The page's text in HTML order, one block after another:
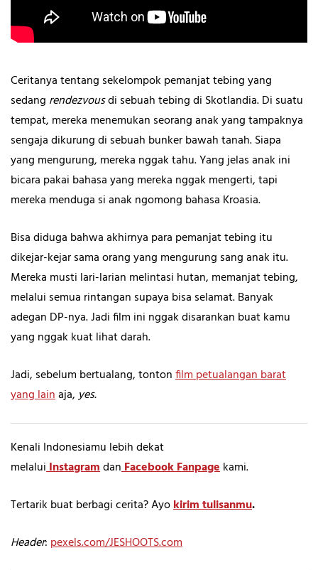
Ceritanya tentang sekelompok pemanjat tebing yang
sedang rendezvousdi sebuah tebing di Skotlandia. Di suatu
tempat, mereka menemukan seorang anak yang tampaknya
sengaja dikurung di sebuah bunker bawah tanah. Siapa
yang mengurung, mereka nggak tahu. Yang jelas anak ini
bicara pakai bahasa yang mereka nggak mengerti, tapi
mereka menduga si anak ngomong bahasa Kroasia.
Bisa diduga bahwa akhirnya para pemanjat tebing itu
dikejar-kejar sama orang yang mengurung sang anak itu.
Mereka musti lari-larian melintasi hutan, memanjat tebing,
melalui semua rintangan supaya bisa selamat. Banyak
adegan DP-nya. Jadi film ini nggak disarankan buat kamu
yang nggak kuat lihat darah.
Jadi, sebelum bertualang, tontonfilm petualangan barat
yang lainaja,yes.
Kenali Indonesiamu lebih dekat
melaluiInstagramdanFacebook Fanpagekami.
Tertarik buat berbagi cerita? Ayokirim tulisanmu.
Header: pexels.com/JESHOOTS.com